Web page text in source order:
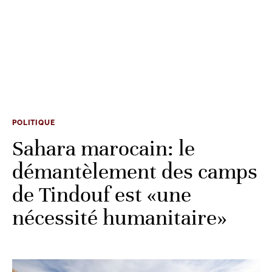
POLITIQUE
Sahara marocain: le
démantèlement des camps
de Tindouf est «une
nécessité humanitaire»